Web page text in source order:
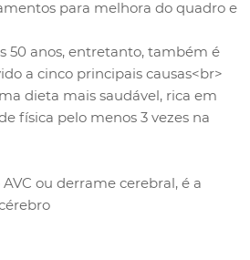
ou derrame cerebral, é a